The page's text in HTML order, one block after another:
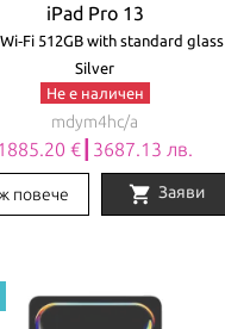
iPad Pro 13
512GB with standard glass
Silver
Не е наличен
mdym4hc/a
€┃3687.13 лв.
повече shopping_cart Заяви